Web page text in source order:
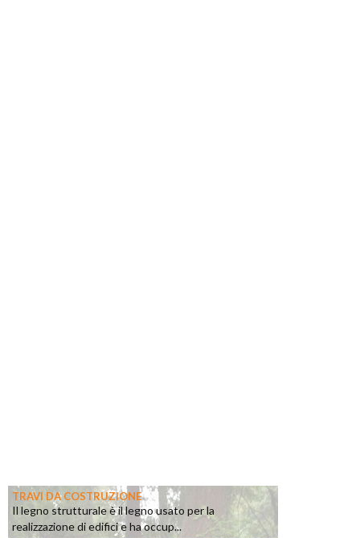
TRAVI DA COSTRUZIONE
Il legno strutturale è il legno usato per la
realizzazione di edifici e ha occup...